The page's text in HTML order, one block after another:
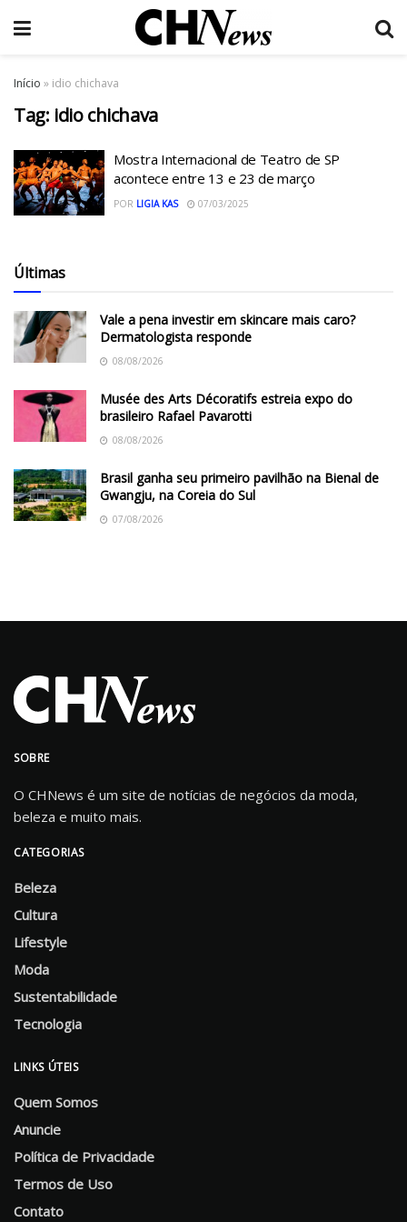
Início » idio chichava
Tag: idio chichava
Mostra Internacional de Teatro de SP
acontece entre 13 e 23 de março
POR LIGIA KAS 07/03/2025
Últimas
Vale a pena investir em skincare mais caro?
Dermatologista responde
08/08/2026
Musée des Arts Décoratifs estreia expo do
brasileiro Rafael Pavarotti
08/08/2026
Brasil ganha seu primeiro pavilhão na Bienal de
Gwangju, na Coreia do Sul
07/08/2026
SOBRE
O CHNews é um site de notícias de negócios da moda,
beleza e muito mais.
CATEGORIAS
Beleza
Cultura
Lifestyle
Moda
Sustentabilidade
Tecnologia
LINKS ÚTEIS
Quem Somos
Anuncie
Política de Privacidade
Termos de Uso
Contato